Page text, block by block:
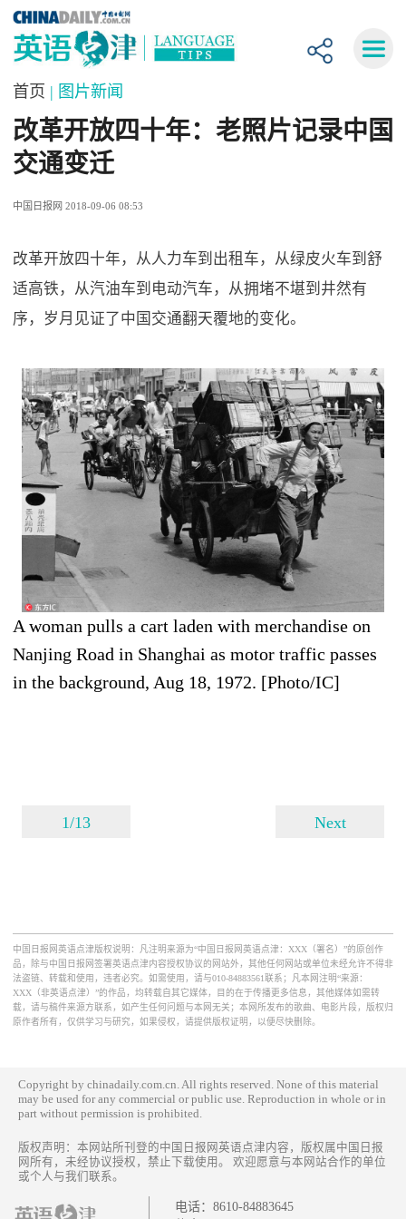
首页 | 图片新闻
改革开放四十年：老照片记录中国
交通变迁
中国日报网 2018-09-06 08:53
改革开放四十年，从人力车到出租车，从绿皮火车到舒
适高铁，从汽油车到电动汽车，从拥堵不堪到井然有
序，岁月见证了中国交通翻天覆地的变化。
A woman pulls a cart laden with merchandise on
Nanjing Road in Shanghai as motor traffic passes
in the background, Aug 18, 1972. [Photo/IC]
1/13 Next
中国日报网英语点津版权说明：凡注明来源为“中国日报网英语点津：XXX（署名）”的原创作
品，除与中国日报网签署英语点津内容授权协议的网站外，其他任何网站或单位未经允许不得非
法盗链、转载和使用，违者必究。如需使用，请与010-84883561联系；凡本网注明“来源：
XXX（非英语点津）”的作品，均转载自其它媒体，目的在于传播更多信息，其他媒体如需转
载，请与稿件来源方联系，如产生任何问题与本网无关；本网所发布的歌曲、电影片段，版权归
原作者所有，仅供学习与研究，如果侵权，请提供版权证明，以便尽快删除。
Copyright by chinadaily.com.cn. All rights reserved. None of this material
may be used for any commercial or public use. Reproduction in whole or in
part without permission is prohibited.
版权声明：本网站所刊登的中国日报网英语点津内容，版权属中国日报
网所有，未经协议授权，禁止下载使用。 欢迎愿意与本网站合作的单位
或个人与我们联系。
电话： 8610-84883645